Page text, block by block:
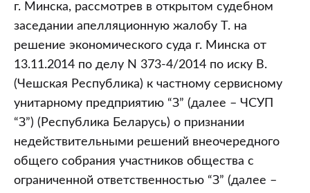
г. Минска, рассмотрев в открытом судебном
заседании апелляционную жалобу Т. на
решение экономического суда г. Минска от
13.11.2014 по делу N 373-4/2014 по иску В.
(Чешская Республика) к частному сервисному
унитарному предприятию “З” (далее – ЧСУП
“З”) (Республика Беларусь) о признании
недействительными решений внеочередного
общего собрания участников общества с
ограниченной ответственностью “З” (далее –